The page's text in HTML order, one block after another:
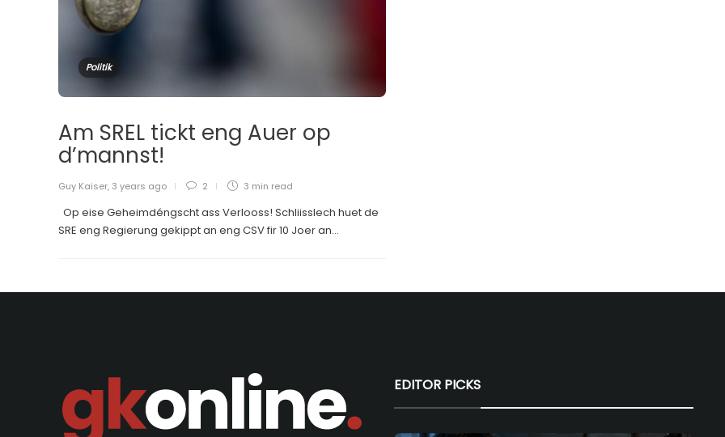
Politik
Am SREL tickt eng Auer op
d’mannst!
Guy Kaiser, 3 years ago 2 3 min read
Op eise Geheimdéngscht ass Verlooss! Schliisslech huet de
SRE eng Regierung gekippt an eng CSV fir 10 Joer an...
EDITOR PICKS